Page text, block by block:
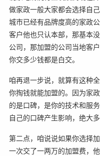
做家政一般大家都会选择自
城市已经有品牌度高的家政
客户他也只认本部，那基本
公司，那加盟的公司当地客
你交多少钱都是白交。
咱再退一步说，就算有这种
你掏钱就能加盟的。因为家
的是口碑，是你的技术和服
自己的口碑产生影响，绝大
第二点，咱说说如果你选择
一次交了一两万的加盟费，